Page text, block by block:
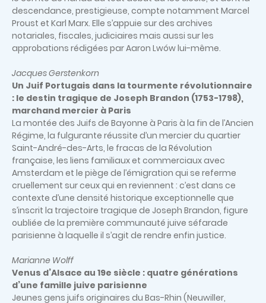
descendance, prestigieuse, compte notamment Marcel
Proust et Karl Marx. Elle s’appuie sur des archives
notariales, fiscales, judiciaires mais aussi sur les
approbations rédigées par Aaron Lwów lui-même.
Jacques Gerstenkorn
Un Juif Portugais dans la tourmente révolutionnaire
: le destin tragique de Joseph Brandon (1753-1798),
marchand mercier à Paris
La montée des Juifs de Bayonne à Paris à la fin de l’Ancien
Régime, la fulgurante réussite d’un mercier du quartier
Saint-André-des-Arts, le fracas de la Révolution
française, les liens familiaux et commerciaux avec
Amsterdam et le piège de l’émigration qui se referme
cruellement sur ceux qui en reviennent : c’est dans ce
contexte d’une densité historique exceptionnelle que
s’inscrit la trajectoire tragique de Joseph Brandon, figure
oubliée de la première communauté juive séfarade
parisienne à laquelle il s’agit de rendre enfin justice.
Marianne Wolff
Venus d’Alsace au 19e siècle : quatre générations
d’une famille juive parisienne
Jeunes gens juifs originaires du Bas-Rhin (Neuwiller,